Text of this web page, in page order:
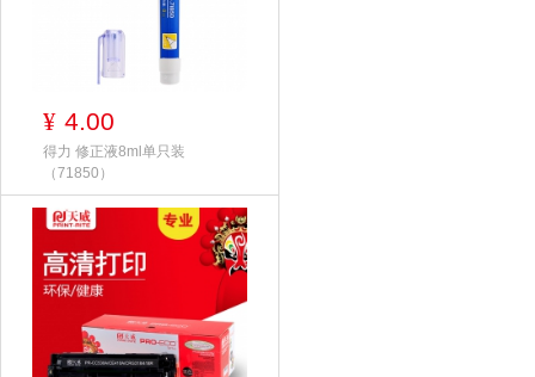
¥ 4.00
得力 修正液8ml单只装
（71850）